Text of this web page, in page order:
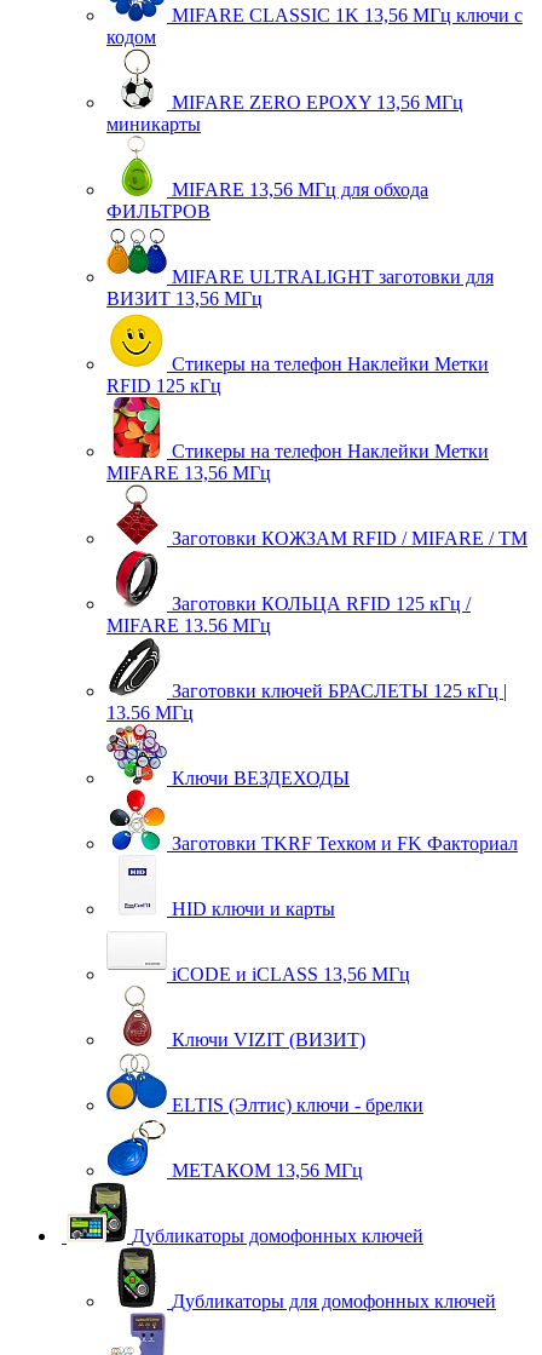
MIFARE CLASSIC 1K 13,56 МГц ключи с
кодом
MIFARE ZERO EPOXY 13,56 МГц
миникарты
MIFARE 13,56 МГц для обхода
ФИЛЬТРОВ
MIFARE ULTRALIGHT заготовки для
ВИЗИТ 13,56 МГц
Стикеры на телефон Наклейки Метки
RFID 125 кГц
Стикеры на телефон Наклейки Метки
MIFARE 13,56 МГц
Заготовки КОЖЗАМ RFID / MIFARE / TM
Заготовки КОЛЬЦА RFID 125 кГц /
MIFARE 13.56 МГц
Заготовки ключей БРАСЛЕТЫ 125 кГц |
13.56 МГц
Ключи ВЕЗДЕХОДЫ
Заготовки TKRF Техком и FK Факториал
HID ключи и карты
iCODE и iCLASS 13,56 МГц
Ключи VIZIT (ВИЗИТ)
ELTIS (Элтис) ключи - брелки
МЕТАКОМ 13,56 МГц
Дубликаторы домофонных ключей
Дубликаторы для домофонных ключей